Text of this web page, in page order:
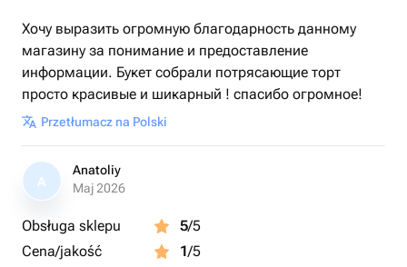
Хочу выразить огромную благодарность данному
магазину за понимание и предоставление
информации. Букет собрали потрясающие торт
просто красивые и шикарный ! спасибо огромное!
Przetłumacz na Polski
A
Anatoliy
Maj 2026
Obsługa sklepu 5/5
Cena/jakość
1/5